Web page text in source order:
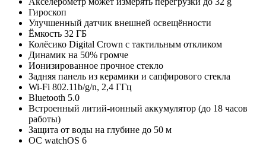
Гироскоп
Улучшенный датчик внешней освещённости
Ёмкость 32 ГБ
Колёсико Digital Crown с тактильным откликом
Динамик на 50% громче
Ионизированное прочное стекло
Задняя панель из керамики и сапфирового стекла
Wi‑Fi 802.11b/g/n, 2,4 ГГц
Bluetooth 5.0
Встроенный литий-ионный аккумулятор (до 18 часов
работы)
Защита от воды на глубине до 50 м
ОС watchOS 6